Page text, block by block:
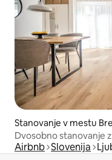
Stanovanje v mestu
Dvosobno stanovanje
Airbnb Slovenija